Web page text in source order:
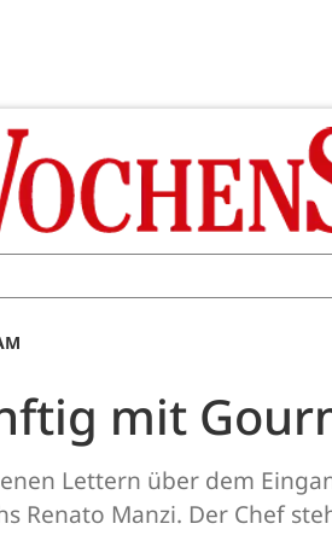
mit
Lettern über dem
Renato Manzi. Der Chef